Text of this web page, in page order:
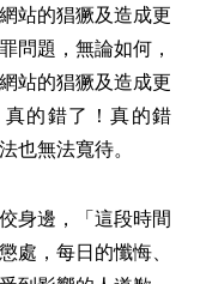
站的猖獗及造成更
問題，無論如何，
站的猖獗及造成更
的錯了！真的錯
也無法寬待。
身邊，「這段時間
處，每日的懺悔、